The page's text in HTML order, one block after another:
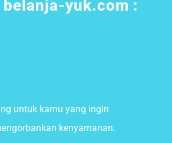
yuk.com :
untuk kamu yang ingin
kenyamanan.